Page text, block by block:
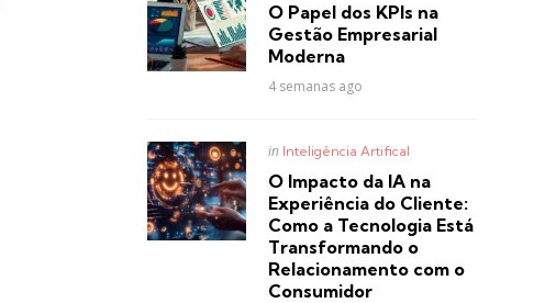
O Papel dos KPIs na
Gestão Empresarial
Moderna
4 semanas ago
Posted
in Inteligência Artifical
O Impacto da IA na
Experiência do Cliente:
Como a Tecnologia Está
Transformando o
Relacionamento com o
Consumidor